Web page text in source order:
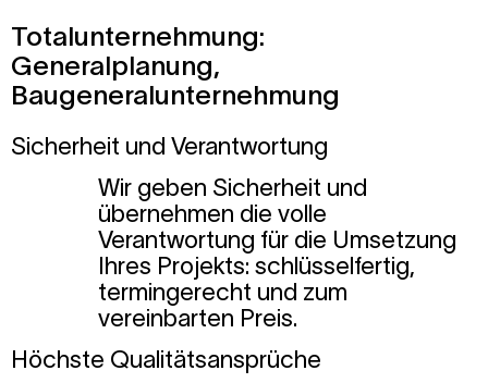
Totalunternehmung:
Generalplanung,
Baugeneralunternehmung
Sicherheit und Verantwortung
Wir geben Sicherheit und
übernehmen die volle
Verantwortung für die Umsetzung
Ihres Projekts: schlüsselfertig,
termingerecht und zum
vereinbarten Preis.
Höchste Qualitätsansprüche